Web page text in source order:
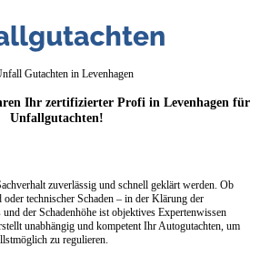
Ihr zertifizierter Profi in Levenhagen für
Unfallgutachten!
zuverlässig und schnell geklärt werden. Ob
technischer Schaden – in der Klärung der
der Schadenhöhe ist objektives Expertenwissen
unabhängig und kompetent Ihr Autogutachten, um
zu regulieren.